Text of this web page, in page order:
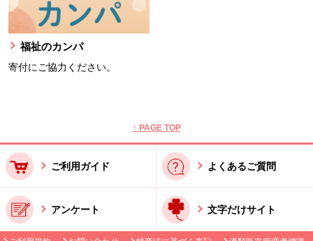
福祉のカンパ
寄付にご協力ください。
↑ PAGE TOP
ご利用ガイド よくあるご質問
アンケート 文字だけサイト